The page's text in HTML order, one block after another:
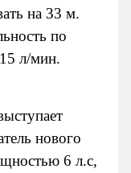
на 33 м.
по
л/мин.
нового
6 л.с,